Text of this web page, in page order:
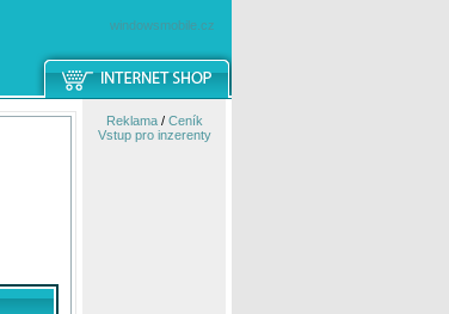
windowsmobile.cz
Reklama/ Ceník
Vstup pro inzerenty